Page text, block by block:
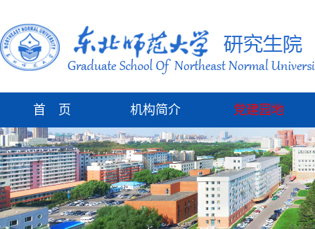
首 页 机构简介 党建园地